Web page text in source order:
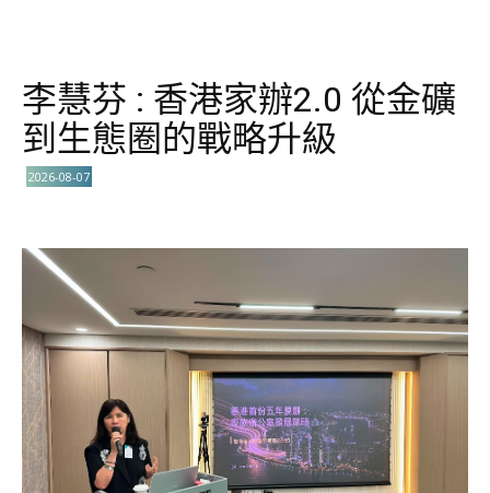
李慧芬 : 香港家辦2.0 從金礦
到生態圈的戰略升級
2026-08-07